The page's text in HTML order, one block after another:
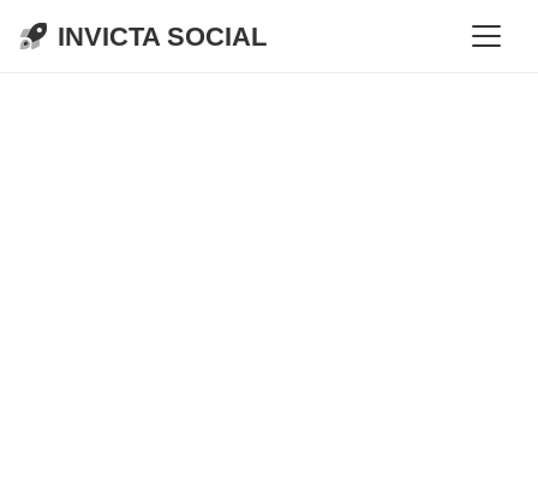
INVICTA SOCIAL